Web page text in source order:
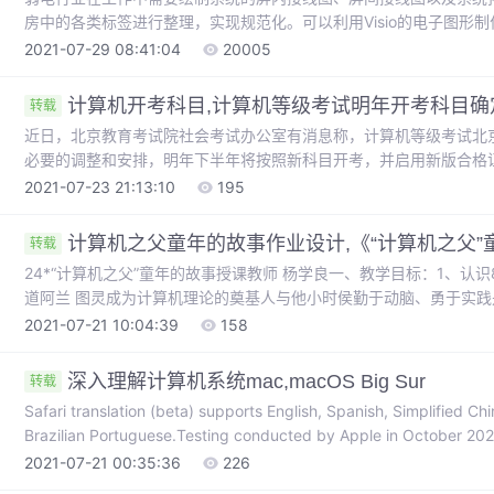
房中的各类标签进行整理，实现规范化。可以利用Visio的电子图形
与实际服务器、交换机等设备的正视后视面板相同，按照实物大小
2021-07-29 08:41:04 20005
转载 计算机开考科目,计算机等级考试明年开考科目确
近日，北京教育考试院社会考试办公室有消息称，计算机等级考试
必要的调整和安排，明年下半年将按照新科目开考，并启用新版合
体报考安排是：一级B(DOS环境)接受新考生报考；一级(DOS环境)
2021-07-23 21:13:10 195
转载 计算机之父童年的故事作业设计,《“计算机之父”
24*“计算机之父”童年的故事授课教师 杨学良一、教学目标：1、认识8个生字。2、学习带着问题默读课文。3、知
道阿兰 图灵成为计算机理论的奠基人与他小时侯勤于动脑、勇于实
问题默读课文，培养自学能力。2、理解小阿兰童年的“怪”与长大成
2021-07-21 10:04:39 158
转载 深入理解计算机系统mac,macOS Big Sur
Safari translation (beta) supports English, Spanish, Simplified
Brazilian Portuguese.Testing conducted by Apple in October
2021-07-21 00:35:36
226